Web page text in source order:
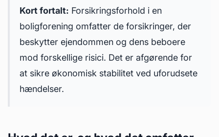
Kort fortalt: Forsikringsforhold i en
boligforening omfatter de forsikringer, der
beskytter ejendommen og dens beboere
mod forskellige risici. Det er afgørende for
at sikre økonomisk stabilitet ved uforudsete
hændelser.